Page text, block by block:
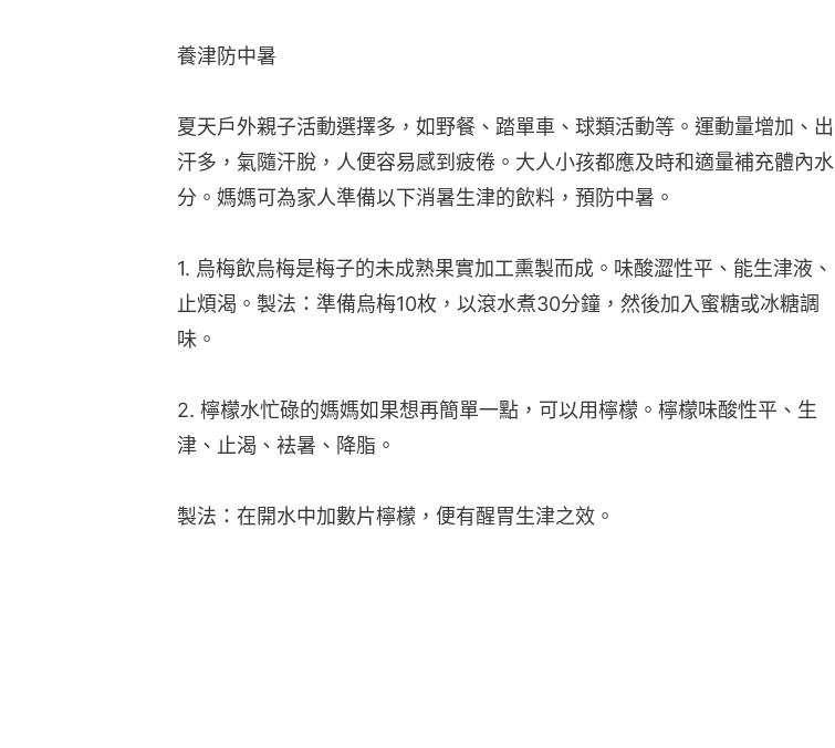
養津防中暑
夏天戶外親子活動選擇多，如野餐、踏單車、球類活動等。運動量增加、出
汗多，氣隨汗脫，人便容易感到疲倦。大人小孩都應及時和適量補充體內水
分。媽媽可為家人準備以下消暑生津的飲料，預防中暑。
1. 烏梅飲烏梅是梅子的未成熟果實加工熏製而成。味酸澀性平、能生津液、
止煩渴。製法：準備烏梅10枚，以滾水煮30分鐘，然後加入蜜糖或冰糖調
味。
2. 檸檬水忙碌的媽媽如果想再簡單一點，可以用檸檬。檸檬味酸性平、生
津、止渴、袪暑、降脂。
製法：在開水中加數片檸檬，便有醒胃生津之效。